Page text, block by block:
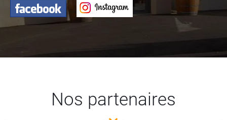
Nos partenaires